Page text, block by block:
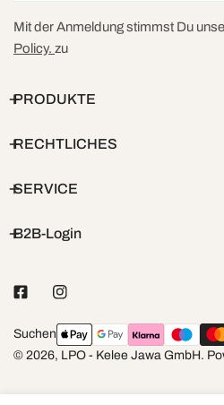
Mit der Anmeldung stimmst Du
Policy. zu
PRODUKTE
RECHTLICHES
SERVICE
B2B-Login
© 2026, LPO - Kelee Jawa GmbH.
Suchen Zahlungsarten